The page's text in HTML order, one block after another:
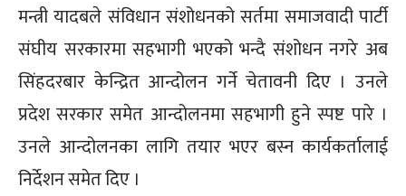
मन्त्री यादबले संविधान संशोधनको सर्तमा समाजवादी पार्टी
संघीय सरकारमा सहभागी भएको भन्दै संशोधन नगरे अब
सिंहदरबार केन्द्रित आन्दोलन गर्ने चेतावनी दिए । उनले
प्रदेश सरकार समेत आन्दोलनमा सहभागी हुने स्पष्ट पारे ।
उनले आन्दोलनका लागि तयार भएर बस्न कार्यकर्तालाई
निर्देशन समेत दिए ।